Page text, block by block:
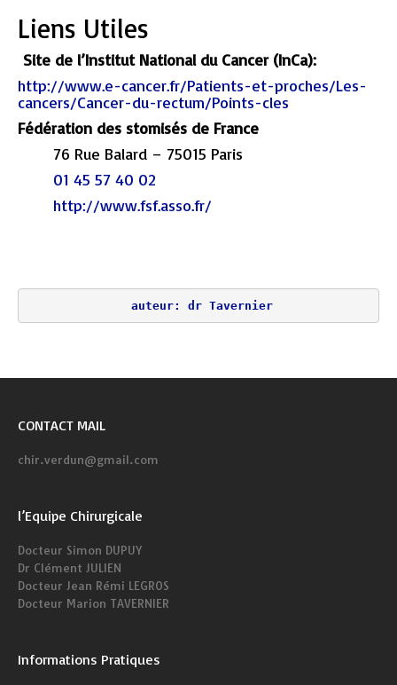
Liens Utiles
Site de l’Institut National du Cancer (InCa):
http://www.e-cancer.fr/Patients-et-proches/Les-
cancers/Cancer-du-rectum/Points-cles
Fédération des stomisés de France
76 Rue Balard – 75015 Paris
01 45 57 40 02
http://www.fsf.asso.fr/
auteur: dr Tavernier
CONTACT MAIL
chir.verdun@gmail.com
l’Equipe Chirurgicale
Docteur Simon DUPUY
Dr Clément JULIEN
Docteur Jean Rémi LEGROS
Docteur Marion TAVERNIER
Informations Pratiques